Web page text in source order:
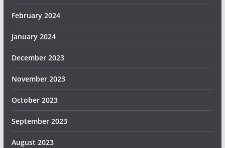
February 2024
January 2024
December 2023
November 2023
October 2023
September 2023
August 2023